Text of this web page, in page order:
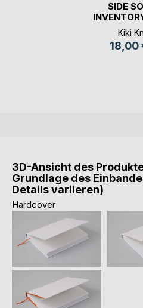
SIDE
Kiki
18,00
3D-Ansicht des
Grundlage des
Details variieren)
Hardcover